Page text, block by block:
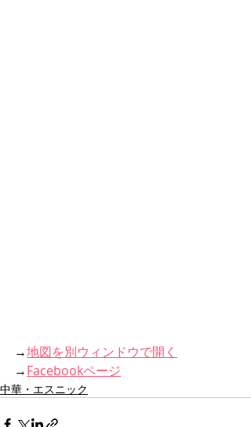
→地図を別ウィンドウで開く
→Facebookページ
中華・エスニック